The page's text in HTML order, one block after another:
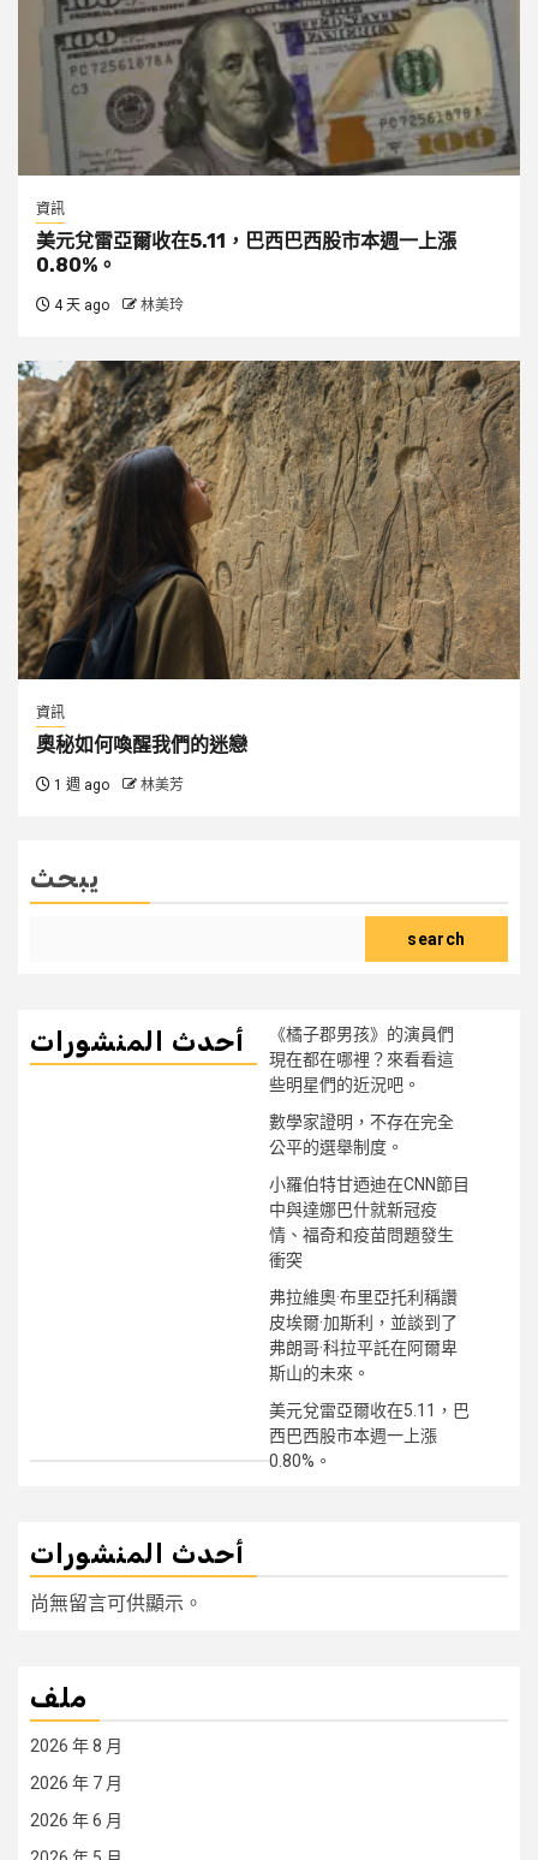
資訊
美元兌雷亞爾收在5.11，巴西巴西股市本週一上漲
0.80%。
4 天 ago 林美玲
資訊
奧秘如何喚醒我們的迷戀
1 週 ago 林美芳
يبحث
search
أحدث المنشورات
《橘子郡男孩》的演員們
現在都在哪裡？來看看這
些明星們的近況吧。
數學家證明，不存在完全
公平的選舉制度。
小羅伯特甘迺迪在CNN節目
中與達娜巴什就新冠疫
情、福奇和疫苗問題發生
衝突
弗拉維奧·布里亞托利稱讚
皮埃爾·加斯利，並談到了
弗朗哥·科拉平託在阿爾卑
斯山的未來。
美元兌雷亞爾收在5.11，巴
西巴西股市本週一上漲
0.80%。
أحدث المنشورات
尚無留言可供顯示。
ملف
2026 年 8 月
2026 年 7 月
2026 年 6 月